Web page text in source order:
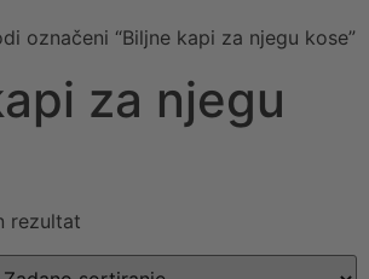
označeni “Biljne kapi za njegu kose”
za njegu
rezultat